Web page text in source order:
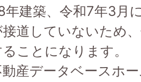
年建築、令和7年3月
道していないため
ことになります。
産データベースホ